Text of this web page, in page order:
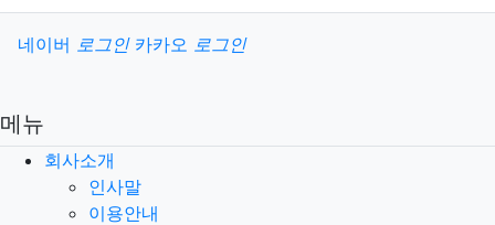
소셜계정으로 로그인
네이버 로그인 카카오 로그인
메뉴
회사소개
인사말
이용안내